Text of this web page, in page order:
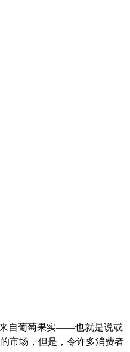
来自葡萄果实——也就是说或
市场，但是，令许多消费者